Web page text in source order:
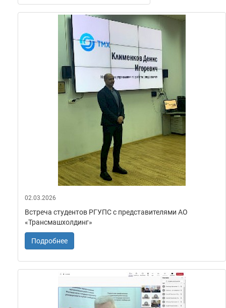
02.03.2026
Встреча студентов РГУПС с представителями АО
«Трансмашхолдинг»
Подробнее